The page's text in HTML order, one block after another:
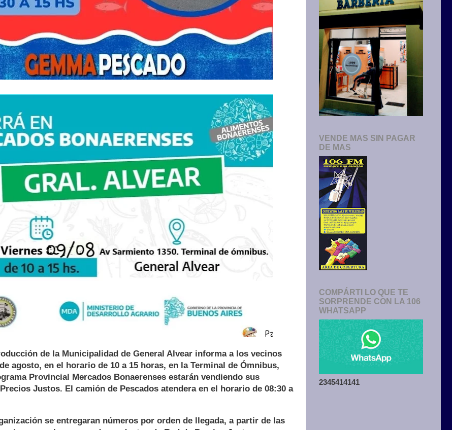
de la Municipalidad de General Alvear informa a los vecinos
agosto, en el horario de 10 a 15 horas, en la Terminal de Ómnibus,
Provincial Mercados Bonaerenses estarán vendiendo sus
Justos. El camión de Pescados atendera en el horario de 08:30 a
se entregaran números por orden de llegada, a partir de las
VENDE MAS SIN PAGAR
DE MAS
COMPÁRTI LO QUE TE
SORPRENDE CON LA 106
WHATSAPP
2345414141